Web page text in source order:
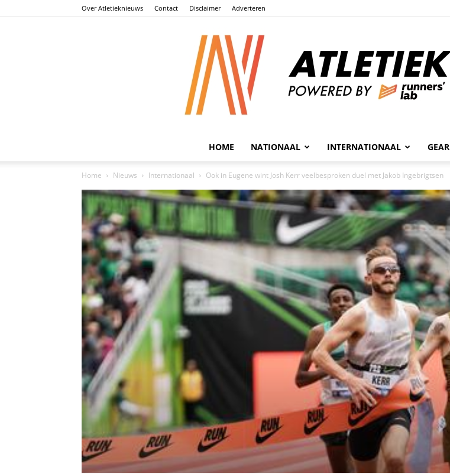
Over Atletieknieuws Contact Disclaimer Adverteren
Atletieknieuws
HOME NATIONAAL INTERNATIONAAL GEAR
Home Nieuws Internationaal Ook in Eugene wint Josh Kerr veelbesproken duel met Jakob Ingebrigtsen